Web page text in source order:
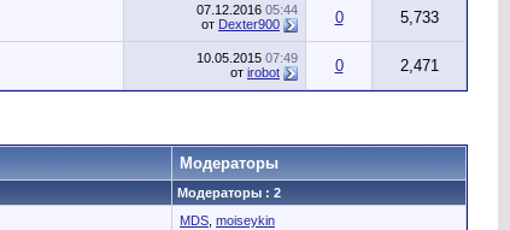
07.12.2016 05:44
от Dexter900 0 5,733
10.05.2015 07:49
от irobot 0 2,471
Модераторы
Модераторы : 2
MDS moiseykin